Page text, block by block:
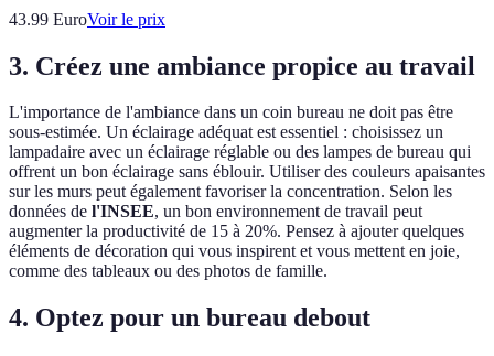
43.99 EuroVoir le prix
3. Créez une ambiance propice au travail
L'importance de l'ambiance dans un coin bureau ne doit pas être
sous-estimée. Un éclairage adéquat est essentiel : choisissez un
lampadaire avec un éclairage réglable ou des lampes de bureau qui
offrent un bon éclairage sans éblouir. Utiliser des couleurs apaisantes
sur les murs peut également favoriser la concentration. Selon les
données de l'INSEE, un bon environnement de travail peut
augmenter la productivité de 15 à 20%. Pensez à ajouter quelques
éléments de décoration qui vous inspirent et vous mettent en joie,
comme des tableaux ou des photos de famille.
4. Optez pour un bureau debout